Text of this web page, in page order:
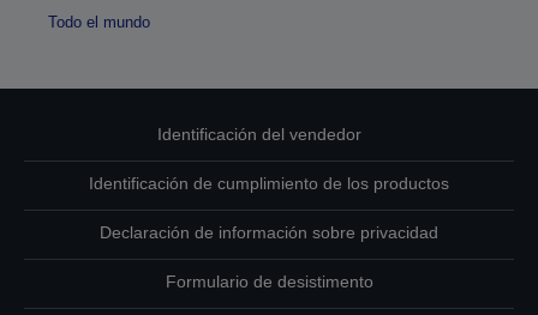
Todo el mundo
Identificación del vendedor
Identificación de cumplimiento de los productos
Declaración de información sobre privacidad
Formulario de desistimento